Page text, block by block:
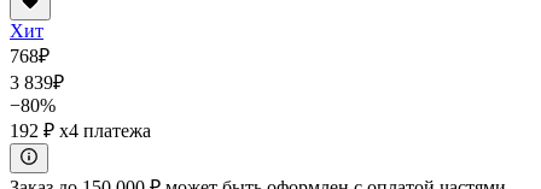
Хит
768₽
3 839₽
−80%
192 ₽ x4 платежа